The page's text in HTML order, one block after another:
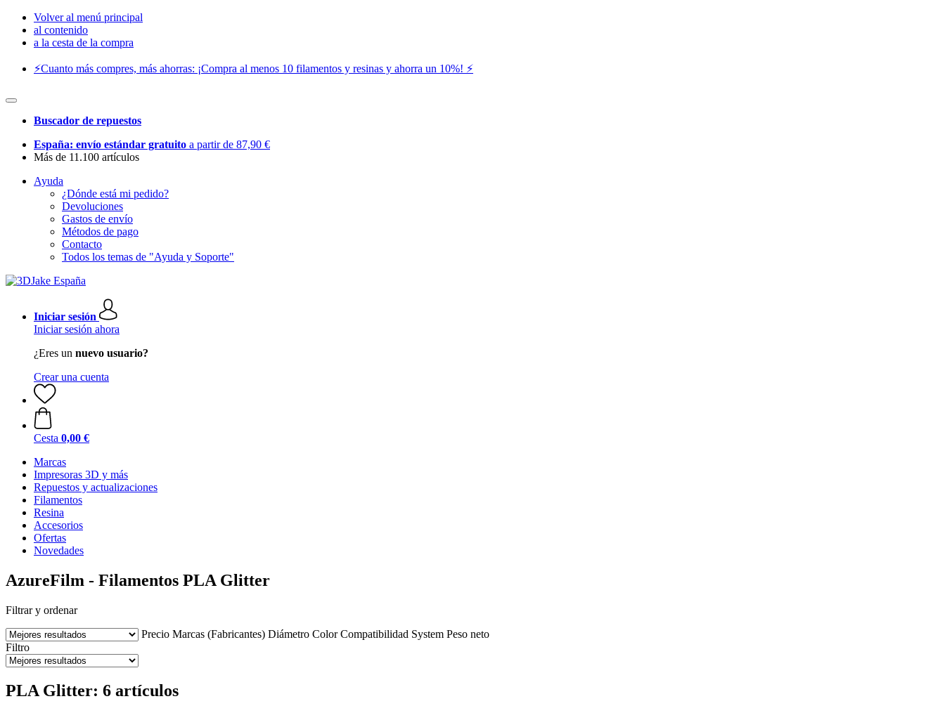
Volver al menú principal
al contenido
a la cesta de la compra
⚡️Cuanto más compres, más ahorras: ¡Compra al menos 10 filamentos y resinas y ahorra un 10%! ⚡️
Buscador de repuestos
España: envío estándar gratuito a partir de 87,90 €
Más de 11.100 artículos
Ayuda
¿Dónde está mi pedido?
Devoluciones
Gastos de envío
Métodos de pago
Contacto
Todos los temas de "Ayuda y Soporte"
Iniciar sesión
Iniciar sesión ahora
¿Eres un nuevo usuario?
Crear una cuenta
Cesta 0,00 €
Marcas
Impresoras 3D y más
Repuestos y actualizaciones
Filamentos
Resina
Accesorios
Ofertas
Novedades
AzureFilm - Filamentos PLA Glitter
Filtrar y ordenar
Precio Marcas (Fabricantes) Diámetro Color Compatibilidad System Peso neto
Filtro
PLA Glitter: 6 artículos